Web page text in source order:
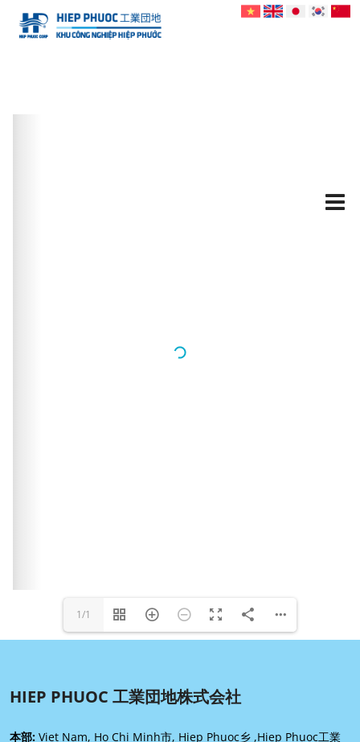
1/1
HIEP PHUOC 工業団地株式会社
本部: Viet Nam, Ho Chi Minh市, Hiep Phuoc乡 ,Hiep Phuoc工業